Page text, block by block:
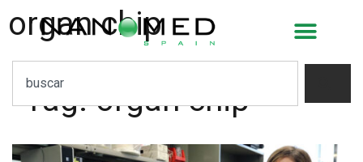
organ chip
Tag:organ chip